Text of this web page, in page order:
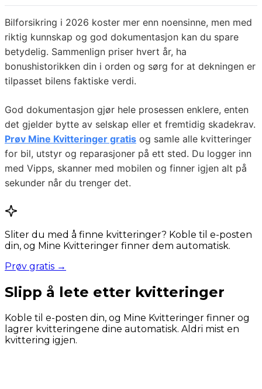
Bilforsikring i 2026 koster mer enn noensinne, men med
riktig kunnskap og god dokumentasjon kan du spare
betydelig. Sammenlign priser hvert år, ha
bonushistorikken din i orden og sørg for at dekningen er
tilpasset bilens faktiske verdi.
God dokumentasjon gjør hele prosessen enklere, enten
det gjelder bytte av selskap eller et fremtidig skadekrav.
Prøv Mine Kvitteringer gratis og samle alle kvitteringer
for bil, utstyr og reparasjoner på ett sted. Du logger inn
med Vipps, skanner med mobilen og finner igjen alt på
sekunder når du trenger det.
Sliter du med å finne kvitteringer? Koble til e-posten
din, og Mine Kvitteringer finner dem automatisk.
Prøv gratis →
Slipp å lete etter kvitteringer
Koble til e-posten din, og Mine Kvitteringer finner og
lagrer kvitteringene dine automatisk. Aldri mist en
kvittering igjen.